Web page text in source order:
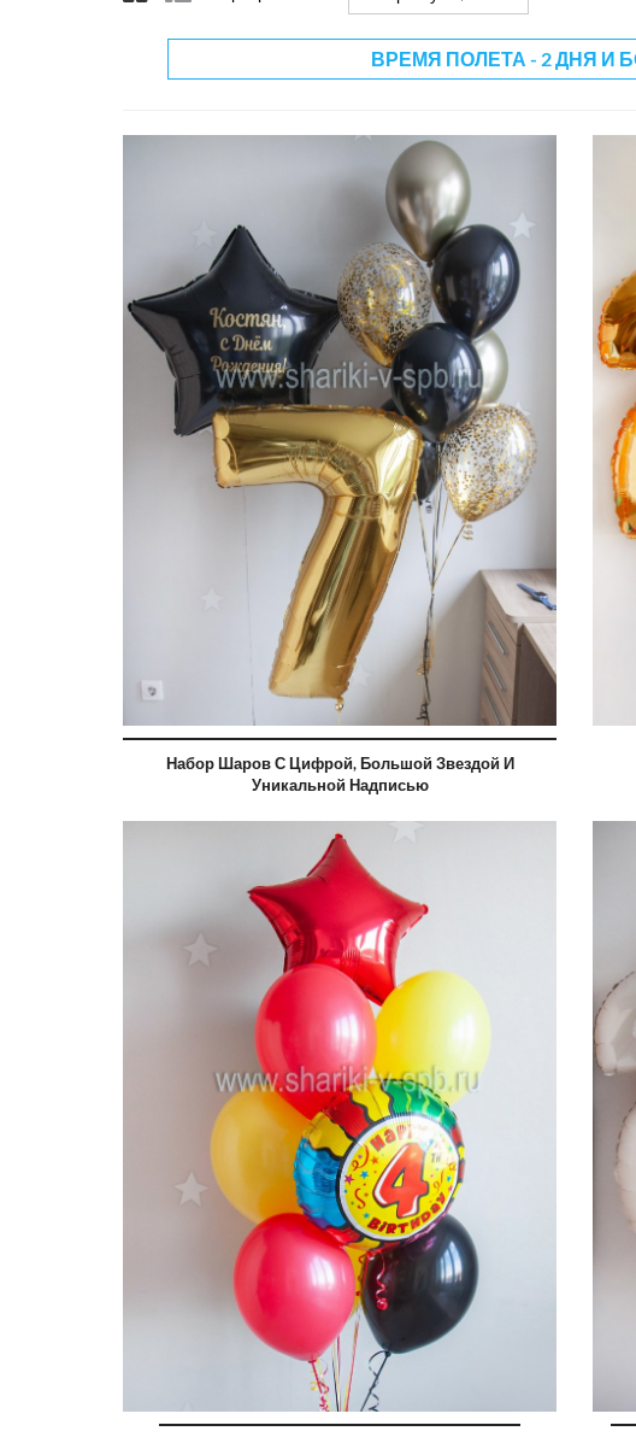
ВРЕМЯ ПОЛЕТА - 2 ДНЯ И
Набор Шаров С Цифрой, Большой Звездой И
Уникальной Надписью